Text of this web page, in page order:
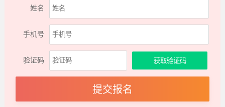
姓名
手机号
验证码